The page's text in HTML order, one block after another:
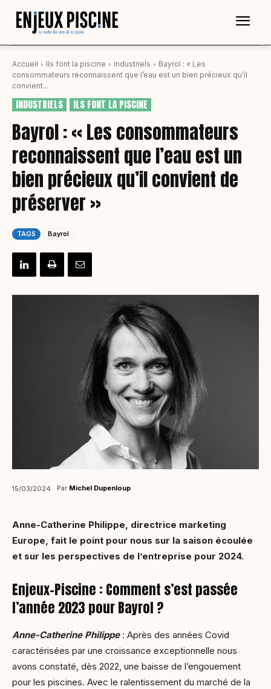
Accueil Ils font la piscine Industriels
Bayrol : « Les
consommateurs reconnaissent que l’eau est un bien précieux qu’il
convient...
INDUSTRIELS ILS FONT LA PISCINE
Bayrol : « Les consommateurs
reconnaissent que l’eau est un
bien précieux qu’il convient de
préserver »
TAGS Bayrol
15/03/2024 Par Michel Dupenloup
Anne-Catherine Philippe, directrice marketing
Europe, fait le point pour nous sur la saison écoulée
et sur les perspectives de l’entreprise pour 2024.
Enjeux-Piscine : Comment s’est passée
l’année 2023 pour Bayrol ?
Anne-Catherine Philippe: Après des années Covid
caractérisées par une croissance exceptionnelle nous
avons constaté, dès 2022, une baisse de l’engouement
pour les piscines. Avec le ralentissement du marché de la